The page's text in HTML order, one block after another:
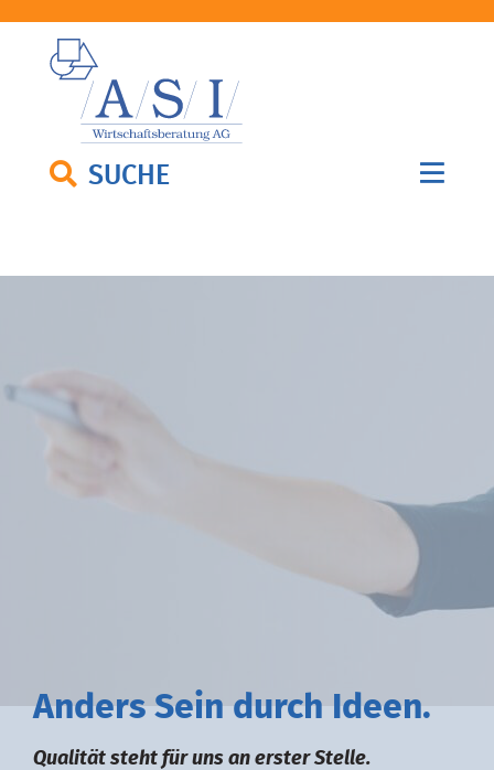
SUCHE
Anders Sein durch deen.
Qualität steht für uns an erster Stelle.